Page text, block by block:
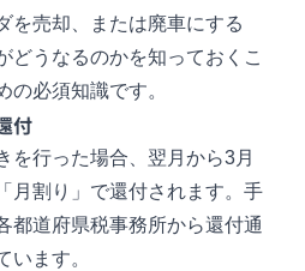
を売却、または廃車にする
どうなるのかを知っておくこ
の必須知識です。
付
を行った場合、翌月から3月
月割り」で還付されます。手
都道府県税事務所から還付通
います。